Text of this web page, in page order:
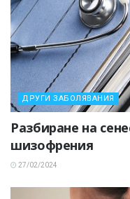
ДРУГИ ЗАБОЛЯВАНИЯ
Разбиране на
шизофрения
27/02/2024